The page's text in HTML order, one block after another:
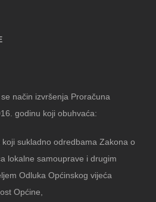
način izvršenja Proračuna
godinu koji obuhvaća:
sukladno odredbama Zakona o
lokalne samouprave i drugim
Odluka Općinskog vijeća
Općine,